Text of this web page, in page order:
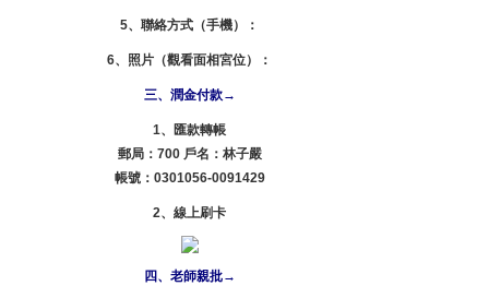
5、聯絡方式（手機）：
6、照片（觀看面相宮位）：
三、潤金付款→
1、匯款轉帳
郵局：700 戶名：林子嚴
帳號：0301056-0091429
2、線上刷卡
四、老師親批→